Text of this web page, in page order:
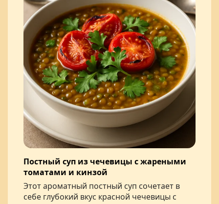
Постный суп из чечевицы с жареными
томатами и кинзой
Этот ароматный постный суп сочетает в
себе глубокий вкус красной чечевицы с